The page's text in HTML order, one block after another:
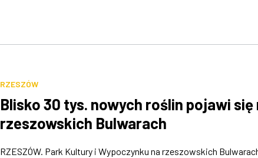
RZESZÓW
Blisko 30 tys. nowych roślin pojawi się
rzeszowskich Bulwarach
RZESZÓW. Park Kultury i Wypoczynku na rzeszowskich